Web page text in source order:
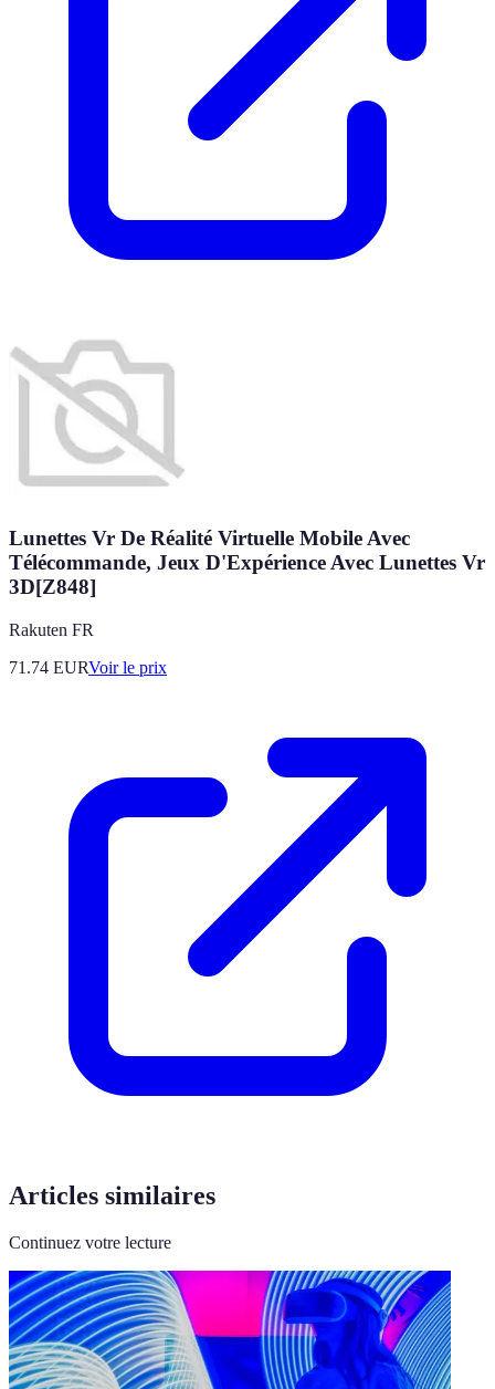
Lunettes Vr De Réalité Virtuelle Mobile Avec
Télécommande, Jeux D'Expérience Avec Lunettes Vr
3D[Z848]
Rakuten FR
71.74 EURVoir le prix
Articles similaires
Continuez votre lecture